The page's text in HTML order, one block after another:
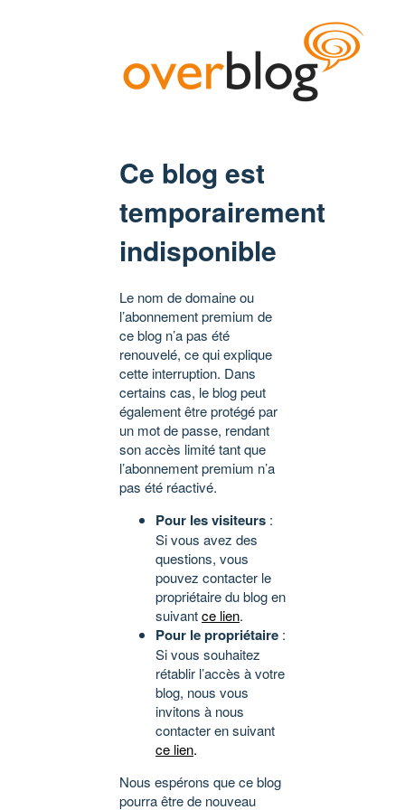
Ce blog est
temporairement
indisponible
Le nom de domaine ou
l’abonnement premium de
ce blog n’a pas été
renouvelé, ce qui explique
cette interruption. Dans
certains cas, le blog peut
également être protégé par
un mot de passe, rendant
son accès limité tant que
l’abonnement premium n’a
pas été réactivé.
Pour les visiteurs :
Si vous avez des
questions, vous
pouvez contacter le
propriétaire du blog en
suivantce lien.
Pour le propriétaire :
Si vous souhaitez
rétablir l’accès à votre
blog, nous vous
invitons à nous
contacter en suivant
ce lien.
Nous espérons que ce blog
pourra être de nouveau